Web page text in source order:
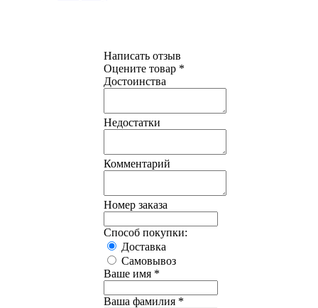
Написать отзыв
Оцените товар *
Достоинства
Недостатки
Комментарий
Номер заказа
Способ покупки:
Доставка
Самовывоз
Ваше имя *
Ваша фамилия *